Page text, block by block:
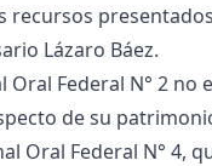
recursos presentados
Lázaro Báez.
Federal N° 2 no
de su
Oral Federal N° 4,